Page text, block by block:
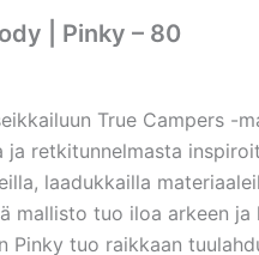
| Pinky – 80
True Campers -
ja retkitunnelmasta
laadukkailla
mallisto tuo iloa arkeen
Pinky tuo raikkaan